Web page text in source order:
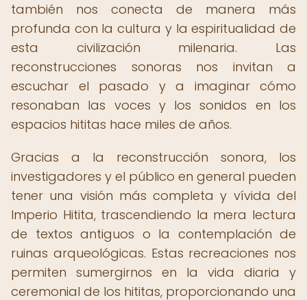
también nos conecta de manera más
profunda con la cultura y la espiritualidad de
esta civilización milenaria. Las
reconstrucciones sonoras nos invitan a
escuchar el pasado y a imaginar cómo
resonaban las voces y los sonidos en los
espacios hititas hace miles de años.
Gracias a la reconstrucción sonora, los
investigadores y el público en general pueden
tener una visión más completa y vívida del
Imperio Hitita, trascendiendo la mera lectura
de textos antiguos o la contemplación de
ruinas arqueológicas. Estas recreaciones nos
permiten sumergirnos en la vida diaria y
ceremonial de los hititas, proporcionando una